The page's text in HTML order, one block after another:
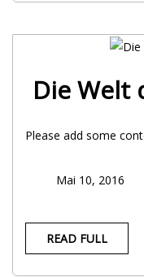
Die Welt
Please add some
Mai 10, 2016
READ FULL